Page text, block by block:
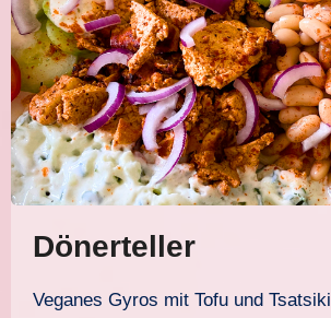
Dönerteller
Veganes Gyros mit Tofu und Tsatsiki